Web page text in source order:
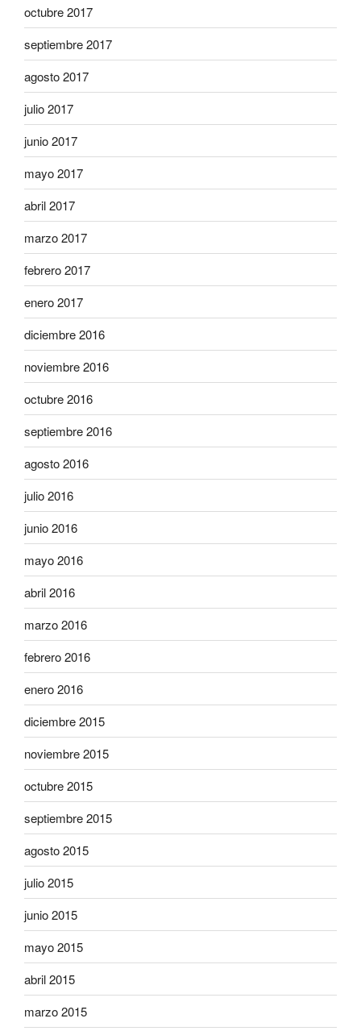
octubre 2017
septiembre 2017
agosto 2017
julio 2017
junio 2017
mayo 2017
abril 2017
marzo 2017
febrero 2017
enero 2017
diciembre 2016
noviembre 2016
octubre 2016
septiembre 2016
agosto 2016
julio 2016
junio 2016
mayo 2016
abril 2016
marzo 2016
febrero 2016
enero 2016
diciembre 2015
noviembre 2015
octubre 2015
septiembre 2015
agosto 2015
julio 2015
junio 2015
mayo 2015
abril 2015
marzo 2015